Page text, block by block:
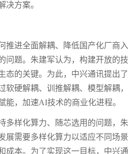
决方案。
推进全面解耦、降低国产化厂商入
问题。朱建军认为，构建开放的技
态的关键。为此，中兴通讯提出了
软硬解耦、训推解耦、模型解耦，
能，加速AI技术的商业化进程。
多样化算力、随芯选用的问题，朱
展需要多样化算力以适应不同场景
成本。为了实现这一目标，中兴通